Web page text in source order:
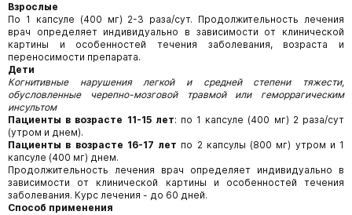
Взрослые
По 1 капсуле (400 мг) 2-3 раза/сут. Продолжительность лечения
врач определяет индивидуально в зависимости от клинической
картины и особенностей течения заболевания, возраста и
переносимости препарата.
Дети
Когнитивные нарушения легкой и средней степени тяжести,
обусловленные черепно-мозговой травмой или геморрагическим
инсультом
Пациенты в возрасте 11-15 лет: по 1 капсуле (400 мг) 2 раза/сут
(утром и днем).
Пациенты в возрасте 16-17 лет по 2 капсулы (800 мг) утром и 1
капсуле (400 мг) днем.
Продолжительность лечения врач определяет индивидуально в
зависимости от клинической картины и особенностей течения
заболевания. Курс лечения - до 60 дней.
Способ применения